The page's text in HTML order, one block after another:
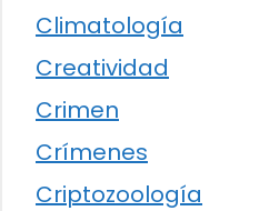
Climatología
Creatividad
Crimen
Crímenes
Criptozoología